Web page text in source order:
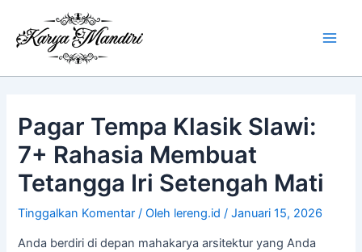
konten
Pagar Tempa Klasik Slawi:
7+ Rahasia Membuat
Tetangga Iri Setengah Mati
Tinggalkan Komentar / Oleh lereng.id/Januari 15, 2026
Anda berdiri di depan mahakarya arsitektur yang Anda